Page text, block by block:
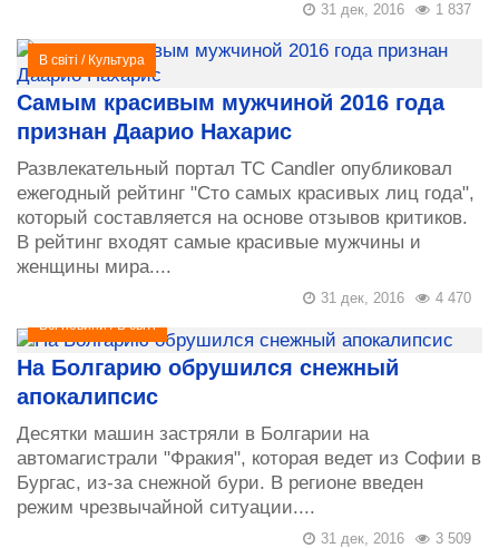
1 837
31 дек, 2016
В світі / Культура
Самым красивым мужчиной 2016 года
признан Даарио Нахарис
Развлекательный портал TC Candler опубликовал
ежегодный рейтинг "Сто самых красивых лиц года",
который составляется на основе отзывов критиков.
В рейтинг входят самые красивые мужчины и
женщины мира....
4 470
31 дек, 2016
Всі новини/В світі
На Болгарию обрушился снежный
апокалипсис
Десятки машин застряли в Болгарии на
автомагистрали "Фракия", которая ведет из Софии в
Бургас, из-за снежной бури. В регионе введен
режим чрезвычайной ситуации....
3 509
31 дек, 2016